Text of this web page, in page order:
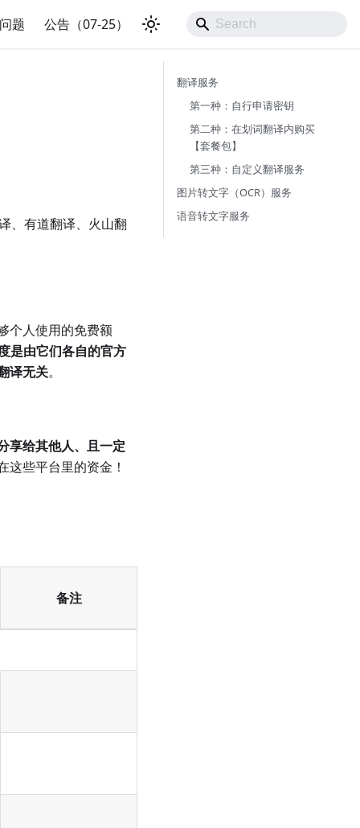
题 公告（07-25）
、有道翻译、火山翻
个人使用的免费额
是由它们各自的官方
译无关。
享给其他人、且一定
些平台里的资金！
备注
翻译服务
第一种：自行申请密钥
第二种：在划词翻译内购买
【套餐包】
第三种：自定义翻译服务
图片转文字（OCR）服务
语音转文字服务